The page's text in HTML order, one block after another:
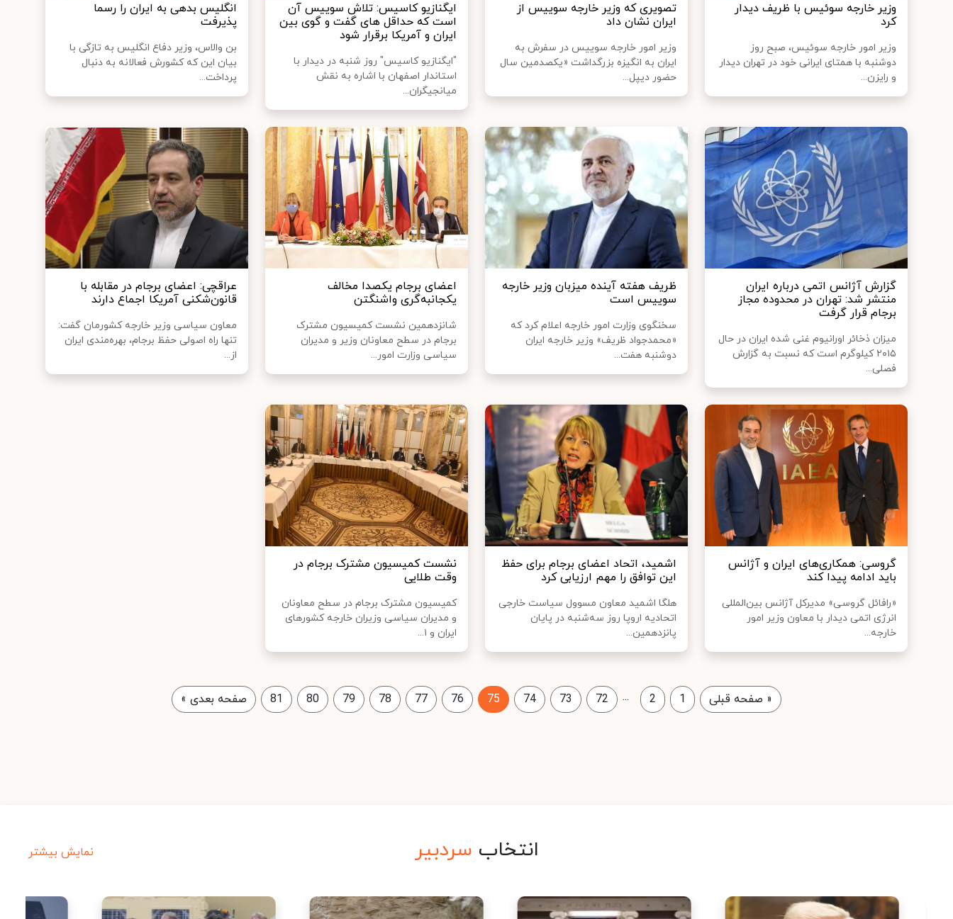
وزیر خارجه سوئیس با ظریف دیدار
کرد
وزیر امور خارجه سوئیس، صبح روز
دوشنبه با همتای ایرانی خود در تهران دیدار
و رایزن...
تصویری که وزیر خارجه سوییس از
ایران نشان داد
وزیر امور خارجه سوییس در سفرش به
ایران به انگیزه بزرگداشت «یکصدمین سال
حضور دیپل...
ایگنازیو کاسیس: تلاش سوییس آن
است که حداقل‌ های گفت ‌و گوی بین
ایران و آمریکا برقرار شود
"ایگنازیو کاسیس" روز شنبه در دیدار با
استاندار اصفهان با اشاره به نقش
میانجیگران...
انگلیس بدهی به ایران را رسما
پذیرفت
بن والاس، وزیر دفاع انگلیس به تازگی با
بیان این که کشورش فعالانه به دنبال
پرداخت...
گزارش آژانس اتمی درباره ایران
منتشر شد: تهران در محدوده مجاز
برجام قرار گرفت
میزان ذخائر اورانیوم غنی شده ایران در حال
۲۰۱۵ کیلوگرم است که نسبت به گزارش
فصلی...
ظریف هفته آینده میزبان وزیر خارجه
سوییس است
سخنگوی وزارت امور خارجه اعلام کرد که
«محمدجواد ظریف» وزیر خارجه ایران
دوشنبه هفت...
اعضای برجام یکصدا مخالف
یکجانبه‌گری واشنگتن
شانزدهمین نشست کمیسیون مشترک
برجام در سطح معاونان وزیر و مدیران
سیاسی وزارت امور...
عراقچی: اعضای برجام در مقابله با
قانون‌شکنی آمریکا اجماع دارند
معاون سیاسی وزیر خارجه کشورمان گفت:
تنها راه اصولی حفظ برجام، بهره‌مندی ایران
از...
گروسی: همکاری‌های ایران و آژانس
باید ادامه پیدا کند
«رافائل گروسی» مدیرکل آژانس بین‌المللی
انرژی اتمی دیدار با معاون وزیر امور
خارجه...
اشمید، اتحاد اعضای برجام برای حفظ
این توافق را مهم ارزیابی کرد
هلگا اشمید معاون مسوول سیاست خارجی
اتحادیه اروپا روز سه‌شنبه در پایان
پانزدهمین...
نشست کمیسیون مشترک برجام در
وقت طلایی
کمیسیون مشترک برجام در سطح معاونان
و مدیران سیاسی وزیران خارجه کشورهای
ایران و ۱...
« صفحه قبلی 1
2
...
72
73
74
75
76
77
78
79
80
81 صفحه بعدی »
انتخاب سردبیر نمایش بیشتر